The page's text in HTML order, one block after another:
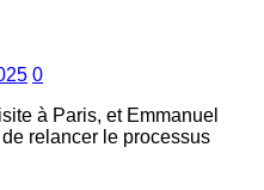
0
à Paris, et Emmanuel
relancer le processus